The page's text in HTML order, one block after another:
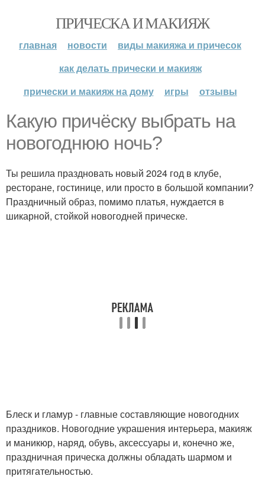
ПРИЧЕСКА И МАКИЯЖ
главная новости
виды макияжа и причесок
как делать прически и макияж
прически и макияж на дому
игры отзывы
Какую причёску выбрать на
новогоднюю ночь?
Ты решила праздновать новый 2024 год в клубе,
ресторане, гостинице, или просто в большой компании?
Праздничный образ, помимо платья, нуждается в
шикарной, стойкой новогодней прическе.
Блеск и гламур - главные составляющие новогодних
праздников. Новогодние украшения интерьера, макияж
и маникюр, наряд, обувь, аксессуары и, конечно же,
праздничная прическа должны обладать шармом и
притягательностью.